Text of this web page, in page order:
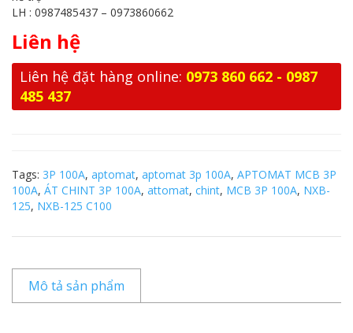
LH : 0987485437 – 0973860662
Liên hệ
Liên hệ đặt hàng online: 0973 860 662 - 0987
485 437
Tags: 3P 100A, aptomat, aptomat 3p 100A, APTOMAT MCB 3P
100A, ÁT CHINT 3P 100A, attomat, chint, MCB 3P 100A, NXB-
125, NXB-125 C100
Mô tả sản phẩm